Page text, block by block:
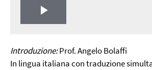
Play
Video
Introduzione:Prof. Angelo Bolaffi
In lingua italiana con traduzione